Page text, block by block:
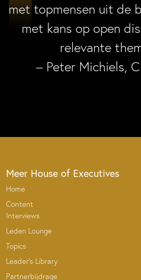
met topmensen uit de
met kans op open
relevante
– Peter Michiels,
Meer House of Executives
Home
Content
Interviews
Leden Lounge
Topics
Leader’s Library
Partnerbijdrage